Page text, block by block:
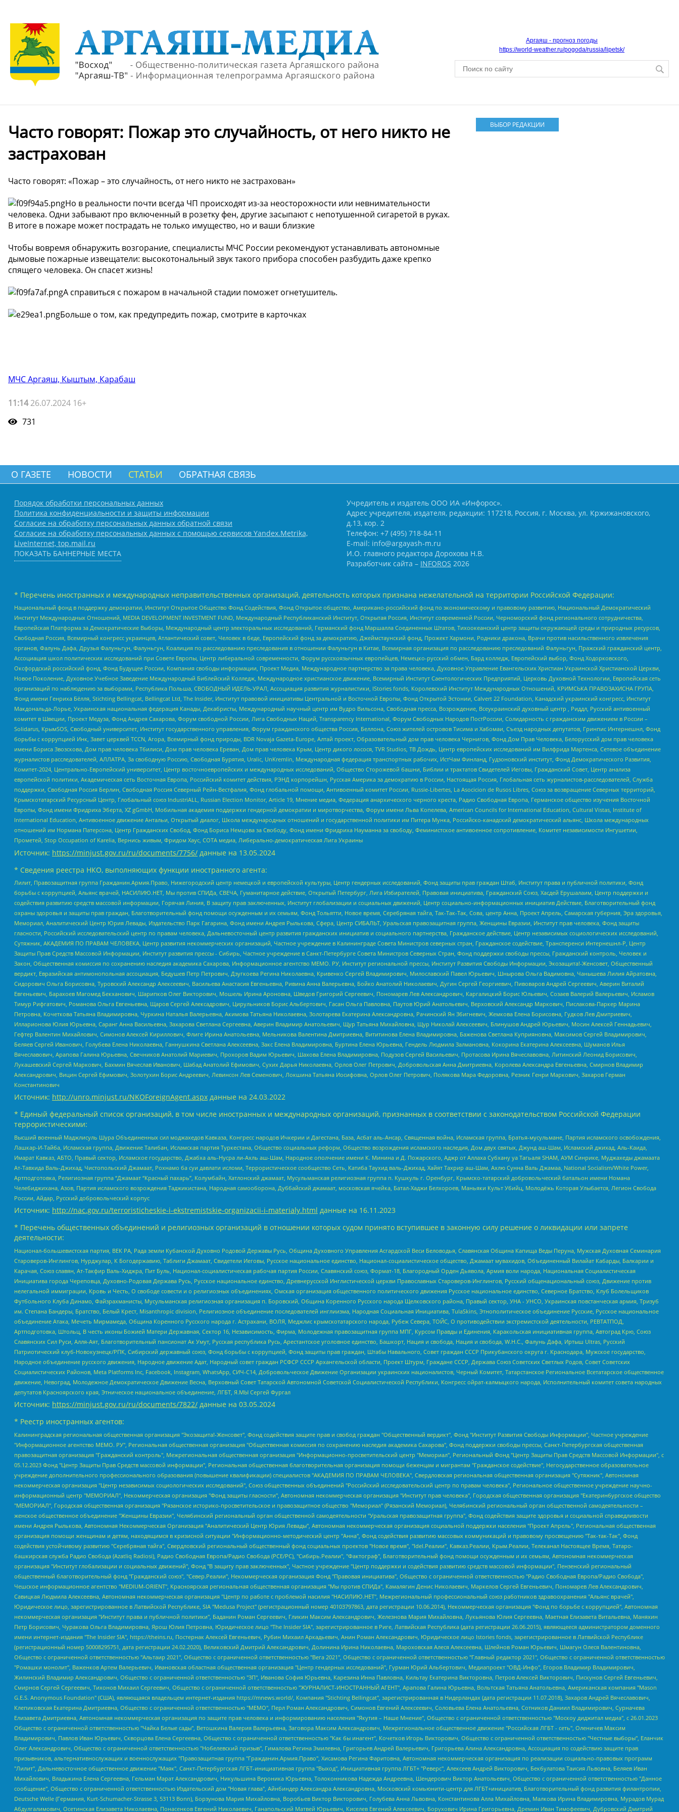
Аргаяш - прогноз погоды
https://world-weather.ru/pogoda/russia/lipetsk/
Часто говорят: Пожар это случайность, от него никто не
застрахован
Часто говорят: «Пожар – это случайность, от него никто не застрахован»
Но в реальности почти всегда ЧП происходят из-за неосторожности или невнимательности
человека. Одни забывают про включенный в розетку фен, другие засыпают с непотушенной сигаретой в руках.
В итоге в пожаре может пострадать не только имущество, но и ваши близкие
Чтобы вовремя обнаружить возгорание, специалисты МЧС России рекомендуют устанавливать автономные
дымовые пожарные извещатели: высокотональный звук такого прибора способен разбудить даже крепко
спящего человека. Он спасет жизнь!
А справиться с пожаром в начальной стадии поможет огнетушитель.
Больше о том, как предупредить пожар, смотрите в карточках
МЧС Аргаяш, Кыштым, Карабаш
11:1426.07.2024 16+
731
ВЫБОР РЕДАКЦИИ
О ГАЗЕТЕ НОВОСТИ СТАТЬИ ОБРАТНАЯ СВЯЗЬ
Порядок обработки персональных данных
Политика конфиденциальности и защиты информации
Согласие на обработку персональных данных обратной связи
Согласие на обработку персональных данных с помощью сервисов Yandex.Metrika,
LiveInternet, top.mail.ru
ПОКАЗАТЬ БАННЕРНЫЕ МЕСТА
Учредитель и издатель ООО ИА «Инфорос».
Адрес учредителя, издателя, редакции: 117218, Россия, г. Москва, ул. Кржижановского,
д.13, кор. 2
Телефон: +7 (495) 718-84-11
E-mail: info@argayash-m.ru
И.О. главного редактора Дорохова Н.В.
Разработчик сайта – INFOROS 2026
* Перечень иностранных и международных неправительственных организаций, деятельность которых признана нежелательной на территории Российской Федерации:
Национальный фонд в поддержку демократии, Институт Открытое Общество Фонд Содействия, Фонд Открытое общество, Американо-российский фонд по экономическому и правовому развитию, Национальный Демократический
Институт Международных Отношений, MEDIA DEVELOPMENT INVESTMENT FUND, Международный Республиканский Институт, Открытая Россия, Институт современной России, Черноморский фонд регионального сотрудничества,
Европейская Платформа за Демократические Выборы, Международный центр электоральных исследований, Германский фонд Маршалла Соединенных Штатов, Тихоокеанский центр защиты окружающей среды и природных ресурсов,
Свободная Россия, Всемирный конгресс украинцев, Атлантический совет, Человек в беде, Европейский фонд за демократию, Джеймстаунский фонд, Прожект Хармони, Родники дракона, Врачи против насильственного извлечения
органов, Фалунь Дафа, Друзья Фалуньгун, Фалуньгун, Коалиция по расследованию преследования в отношении Фалуньгун в Китае, Всемирная организация по расследованию преследований Фалуньгун, Пражский гражданский центр,
Ассоциация школ политических исследований при Совете Европы, Центр либеральной современности, Форум русскоязычных европейцев, Немецко-русский обмен, Бард колледж, Европейский выбор, Фонд Ходорковского,
Оксфордский российский фонд, Фонд Будущее России, Компания свободы информации, Проект Медиа, Международное партнерство за права человека, Духовное Управление Евангельских Христиан Украинской Христианской Церкви,
Новое Поколение, Духовное Учебное Заведение Международный Библейский Колледж, Международное христианское движение, Всемирный Институт Саентологических Предприятий, Церковь Духовной Технологии, Европейская сеть
организаций по наблюдению за выборами, Республика Польша, СВОБОДНЫЙ ИДЕЛЬ-УРАЛ, Ассоциация развития журналистики, IStories fonds, Королевский Институт Международных Отношений, КРИМСЬКА ПРАВОЗАХИСНА ГРУПА,
Фонд имени Генриха Бёлля, Stichting Bellingcat, Bellingcat Ltd, The Insider, Институт правовой инициативы Центральной и Восточной Европы, Фонд Открытой Эстонии, Calvert 22 Foundation, Канадский украинский конгресс, Институт
Макдональда-Лорье, Украинская национальная федерация Канады, Декабристы, Международный научный центр им Вудро Вильсона, Свободная пресса, Возрождение, Всеукраинский духовный центр , Риддл, Русский антивоенный
комитет в Швеции, Проект Медуза, Фонд Андрея Сахарова, Форум свободной России, Лига Свободных Наций, Transparеncy International, Форум Свободных Народов ПостРоссии, Солидарность с гражданским движением в России –
Solidarus, КрымSOS, Свободный университет, Институт государственного управления, Форум гражданского общества Россия, Беллона, Союз жителей островов Тисима и Хабомаи, Съезд народных депутатов, Гринпис Интернешнл, Фонд
борьбы с коррупцией Инк, Завет церквей TCCN, Агора, Всемирный фонд природы, BDR Novaja Gazeta-Europe, Алтай проект, Образовательный дом прав человека Чернигов, Фонд Дом Прав Человека, Белорусский дом прав человека
имени Бориса Звозскова, Дом прав человека Тбилиси, Дом прав человека Ереван, Дом прав человека Крым, Центр дикого лосося, TVR Studios, ТВ Дождь, Центр европейских исследований им Вилфрида Мартенса, Сетевое объединение
журналистов расследователей, АЛЛАТРА, За свободную Россию, Свободная Бурятия, Uralic, UnKremlin, Международная федерация транспортных рабочих, ИстЧам Финланд, Гудзоновский институт, Фонд Демократического Развития,
Комитет-2024, Центрально-Европейский университет, Центр восточноевропейских и международных исследований, Общество Сторожевой башни, Библии и трактатов Свидетелей Иеговы, Гражданский Совет, Центр анализа
европейской политики, Академическая сеть Восточная Европа, Российский комитет действия, РЭНД корпорейшн, Русская Америка за демократию в России, Настоящая Россия, Глобальная сеть журналистов-расследователей, Служба
поддержки, Свободная Россия Берлин, Свободная Россия Северный Рейн-Вестфалия, Фонд глобальной помощи, Антивоенный комитет России, Russie-Libertes, La Asocicion de Rusos Libres, Союз за возвращение Северных территорий,
Крымскотатарский Ресурсный Центр, Глобальный союз IndustriALL, Russian Election Monitor, Article 19, Мнение медиа, Федерация анархического черного креста, Радио Свободная Европа, Германское общество изучения Восточной
Европы, Фонд имени Фридриха Эберта, XZ gGmbH, Мобильная академия поддержки гендерной демократии и миротворчества, Форум имени Льва Копелева, American Councils for International Education, Cultural Vistas, Institute of
International Education, Антивоенное движение Антальи, Открытый диалог, Школа международных отношений и государственной политики им Питера Мунка, Российско-канадский демократический альянс, Школа международных
отношений им Нормана Патерсона, Центр Гражданских Свобод, Фонд Бориса Немцова за Свободу, Фонд имени Фридриха Науманна за свободу, Феминистское антивоенное сопротивление, Комитет независимости Ингушетии,
Прометей, Stop Occupation of Karelia, Вернись живым, Фридом Хаус, СОТА медиа, Либерально-демократическая Лига Украины
Источник: https://minjust.gov.ru/ru/documents/7756/ данные на 13.05.2024
* Сведения реестра НКО, выполняющих функции иностранного агента:
Лилит, Правозащитная группа Гражданин.Армия.Право, Нижегородский центр немецкой и европейской культуры, Центр гендерных исследований, Фонд защиты прав граждан Штаб, Институт права и публичной политики, Фонд
борьбы с коррупцией, Альянс врачей, НАСИЛИЮ.НЕТ, Мы против СПИДа, СВЕЧА, Гуманитарное действие, Открытый Петербург, Лига Избирателей, Правовая инициатива, Гражданский Союз, Хасдей Ерушалаим, Центр поддержки и
содействия развитию средств массовой информации, Горячая Линия, В защиту прав заключенных, Институт глобализации и социальных движений, Центр социально-информационных инициатив Действие, Благотворительный фонд
охраны здоровья и защиты прав граждан, Благотворительный фонд помощи осужденным и их семьям, Фонд Тольятти, Новое время, Серебряная тайга, Так-Так-Так, Сова, центр Анна, Проект Апрель, Самарская губерния, Эра здоровья,
Мемориал, Аналитический Центр Юрия Левады, Издательство Парк Гагарина, Фонд имени Андрея Рылькова, Сфера, Центр СИБАЛЬТ, Уральская правозащитная группа, Женщины Евразии, Институт прав человека, Фонд защиты
гласности, Российский исследовательский центр по правам человека, Дальневосточный центр развития гражданских инициатив и социального партнерства, Гражданское действие, Центр независимых социологических исследований,
Сутяжник, АКАДЕМИЯ ПО ПРАВАМ ЧЕЛОВЕКА, Центр развития некоммерческих организаций, Частное учреждение в Калининграде Совета Министров северных стран, Гражданское содействие, Трансперенси Интернешнл-Р, Центр
Защиты Прав Средств Массовой Информации, Институт развития прессы - Сибирь, Частное учреждение в Санкт-Петербурге Совета Министров Северных Стран, Фонд поддержки свободы прессы, Гражданский контроль, Человек и
Закон, Общественная комиссия по сохранению наследия академика Сахарова, Информационное агентство МЕМО. РУ, Институт региональной прессы, Институт Развития Свободы Информации, Экозащита!-Женсовет, Общественный
вердикт, Евразийская антимонопольная ассоциация, Бедушев Петр Петрович, Дзугкоева Регина Николаевна, Кривенко Сергей Владимирович, Милославский Павел Юрьевич, Шнырова Ольга Вадимовна, Чанышева Лилия Айратовна,
Сидорович Ольга Борисовна, Туровский Александр Алексеевич, Васильева Анастасия Евгеньевна, Ривина Анна Валерьевна, Бойко Анатолий Николаевич, Дугин Сергей Георгиевич, Пивоваров Андрей Сергеевич, Аверин Виталий
Евгеньевич, Барахоев Магомед Бекханович, Шарипков Олег Викторович, Мошель Ирина Ароновна, Шведов Григорий Сергеевич, Пономарев Лев Александрович, Каргалицкий Борис Юльевич, Созаев Валерий Валерьевич, Исламов
Тимур Рифгатович, Романова Ольга Евгеньевна, Щаров Сергей Алексадрович, Цирульников Борис Альбертович, Гасан Ольга Павловна, Паутов Юрий Анатольевич, Верховский Александр Маркович, Пислакова-Паркер Марина
Петровна, Кочеткова Татьяна Владимировна, Чуркина Наталья Валерьевна, Акимова Татьяна Николаевна, Золотарева Екатерина Александровна, Рачинский Ян Збигневич, Жемкова Елена Борисовна, Гудков Лев Дмитриевич,
Илларионова Юлия Юрьевна, Саранг Анна Васильевна, Захарова Светлана Сергеевна, Аверин Владимир Анатольевич, Щур Татьяна Михайловна, Щур Николай Алексеевич, Блинушов Андрей Юрьевич, Мосин Алексей Геннадьевич,
Гефтер Валентин Михайлович, Симонов Алексей Кириллович, Флиге Ирина Анатольевна, Мельникова Валентина Дмитриевна, Вититинова Елена Владимировна, Баженова Светлана Куприяновна, Максимов Сергей Владимирович,
Беляев Сергей Иванович, Голубева Елена Николаевна, Ганнушкина Светлана Алексеевна, Закс Елена Владимировна, Буртина Елена Юрьевна, Гендель Людмила Залмановна, Кокорина Екатерина Алексеевна, Шуманов Илья
Вячеславович, Арапова Галина Юрьевна, Свечников Анатолий Мариевич, Прохоров Вадим Юрьевич, Шахова Елена Владимировна, Подузов Сергей Васильевич, Протасова Ирина Вячеславовна, Литинский Леонид Борисович,
Лукашевский Сергей Маркович, Бахмин Вячеслав Иванович, Шабад Анатолий Ефимович, Сухих Дарья Николаевна, Орлов Олег Петрович, Добровольская Анна Дмитриевна, Королева Александра Евгеньевна, Смирнов Владимир
Александрович, Вицин Сергей Ефимович, Золотухин Борис Андреевич, Левинсон Лев Семенович, Локшина Татьяна Иосифовна, Орлов Олег Петрович, Полякова Мара Федоровна, Резник Генри Маркович, Захаров Герман
Константинович
Источник: http://unro.minjust.ru/NKOForeignAgent.aspx данные на 24.03.2022
* Единый федеральный список организаций, в том числе иностранных и международных организаций, признанных в соответствии с законодательством Российской Федерации
террористическими:
Высший военный Маджлисуль Шура Объединенных сил моджахедов Кавказа, Конгресс народов Ичкерии и Дагестана, База, Асбат аль-Ансар, Священная война, Исламская группа, Братья-мусульмане, Партия исламского освобождения,
Лашкар-И-Тайба, Исламская группа, Движение Талибан, Исламская партия Туркестана, Общество социальных реформ, Общество возрождения исламского наследия, Дом двух святых, Джунд аш-Шам, Исламский джихад, Аль-Каида,
Имарат Кавказ, АБТО, Правый сектор, Исламское государство, Джабха аль-Нусра ли-Ахль аш-Шам, Народное ополчение имени К. Минина и Д. Пожарского, Аджр от Аллаха Субхану уа Тагьаля SHAM, АУМ Синрике, Муджахеды джамаата
Ат-Тавхида Валь-Джихад, Чистопольский Джамаат, Рохнамо ба суи давлати исломи, Террористическое сообщество Сеть, Катиба Таухид валь-Джихад, Хайят Тахрир аш-Шам, Ахлю Сунна Валь Джамаа, National Socialism/White Power,
Артподготовка, Религиозная группа “Джамаат “Красный пахарь”, Колумбайн, Хатлонский джамаат, Мусульманская религиозная группа п. Кушкуль г. Оренбург, Крымско-татарский добровольческий батальон имени Номана
Челебиджихана, Азов, Партия исламского возрождения Таджикистана, Народная самооборона, Дуббайский джамаат, московская ячейка, Батал-Хаджи Белхороев, Маньяки Культ Убийц, Молодёжь Которая Улыбается, Легион Свобода
России, Айдар, Русский добровольческий корпус
Источник: http://nac.gov.ru/terroristicheskie-i-ekstremistskie-organizacii-i-materialy.html данные на 16.11.2023
* Перечень общественных объединений и религиозных организаций в отношении которых судом принято вступившее в законную силу решение о ликвидации или запрете
деятельности:
Национал-большевистская партия, ВЕК РА, Рада земли Кубанской Духовно Родовой Державы Русь, Община Духовного Управления Асгардской Веси Беловодья, Славянская Община Капища Веды Перуна, Мужская Духовная Семинария
Староверов-Инглингов, Нурджулар, К Богодержавию, Таблиги Джамаат, Свидетели Иеговы, Русское национальное единство, Национал-социалистическое общество, Джамаат мувахидов, Объединенный Вилайат Кабарды, Балкарии и
Карачая, Союз славян, Ат-Такфир Валь-Хиджра, Пит Буль, Национал-социалистическая рабочая партия России, Славянский союз, Формат-18, Благородный Орден Дьявола, Армия воли народа, Национальная Социалистическая
Инициатива города Череповца, Духовно-Родовая Держава Русь, Русское национальное единство, Древнерусской Инглистической церкви Православных Староверов-Инглингов, Русский общенациональный союз, Движение против
нелегальной иммиграции, Кровь и Честь, О свободе совести и о религиозных объединениях, Омская организация общественного политического движения Русское национальное единство, Северное Братство, Клуб Болельщиков
Футбольного Клуба Динамо, Файзрахманисты, Мусульманская религиозная организация п. Боровский, Община Коренного Русского народа Щелковского района, Правый сектор, УНА - УНСО, Украинская повстанческая армия, Тризуб
им. Степана Бандеры, Братство, Белый Крест, Misanthropic division, Религиозное объединение последователей инглиизма, Народная Социальная Инициатива, TulaSkins, Этнополитическое объединение Русские, Русское национальное
объединение Атака, Мечеть Мирмамеда, Община Коренного Русского народа г. Астрахани, ВОЛЯ, Меджлис крымскотатарского народа, Рубеж Севера, ТОЙС, О противодействии экстремистской деятельности, РЕВТАТПОД,
Артподготовка, Штольц, В честь иконы Божией Матери Державная, Сектор 16, Независимость, Фирма, Молодежная правозащитная группа МПГ, Курсом Правды и Единения, Каракольская инициативная группа, Автоград Крю, Союз
Славянских Сил Руси, Алля-Аят, Благотворительный пансионат Ак Умут, Русская республика Русь, Арестантское уголовное единство, Башкорт, Нация и свобода, Нация и свобода, W.H.С., Фалунь Дафа, Иртыш Ultras, Русский
Патриотический клуб-Новокузнецк/РПК, Сибирский державный союз, Фонд борьбы с коррупцией, Фонд защиты прав граждан, Штабы Навального, Совет граждан СССР Прикубанского округа г. Краснодара, Мужское государство,
Народное объединение русского движения, Народное движение Адат, Народный совет граждан РСФСР СССР Архангельской области, Проект Штурм, Граждане СССР, Держава Союз Советских Светлых Родов, Совет Советских
Социалистических Районов, Meta Platforms Inc, Facebook, Instagram, WhatsApp, СИЧ-С14, Добровольческое Движение Организации украинских националистов, Черный Комитет, Татарстанское Региональное Всетатарское общественное
движение, Невоград, Молодежное Демократическое Движение Весна, Верховный Совет Татарской Автономной Советской Социалистической Республики, Конгресс ойрат-калмыцкого народа, Исполнительный комитет совета народных
депутатов Красноярского края, Этническое национальное объединение, ЛГБТ, Я.МЫ Сергей Фургал
Источник: https://minjust.gov.ru/ru/documents/7822/ данные на 03.05.2024
* Реестр иностранных агентов:
Калининградская региональная общественная организация "Экозащита!-Женсовет", Фонд содействия защите прав и свобод граждан "Общественный вердикт", Фонд "Институт Развития Свободы Информации", Частное учреждение "Информационное агентство МЕМО. РУ", Региональная общественная организация "Общественная комиссия по сохранению наследия академика Сахарова", Фонд поддержки свободы прессы, Санкт-Петербургская общественная правозащитная организация "Гражданский контроль", Межрегиональная общественная организация "Информационно-просветительский центр "Мемориал", Региональный Фонд "Центр Защиты Прав Средств Массовой Информации", с 05.12.2023 Фонд "Центр Защиты Прав Средств массовой информации", Региональная общественная благотворительная организация помощи беженцам и мигрантам "Гражданское содействие", Негосударственное образовательное учреждение дополнительного профессионального образования (повышение квалификации) специалистов "АКАДЕМИЯ ПО ПРАВАМ ЧЕЛОВЕКА", Свердловская региональная общественная организация "Сутяжник", Автономная некоммерческая организация "Центр независимых социологических исследований", Союз общественных объединений "Российский исследовательский центр по правам человека", Региональное общественное учреждение научно-информационный центр "МЕМОРИАЛ", Некоммерческая организация "Фонд защиты гласности", Автономная некоммерческая организация "Институт прав человека", Городская общественная организация "Екатеринбургское общество "МЕМОРИАЛ", Городская общественная организация "Рязанское историко-просветительское и правозащитное общество "Мемориал" (Рязанский Мемориал), Челябинский региональный орган общественной самодеятельности – женское общественное объединение "Женщины Евразии", Челябинский региональный орган общественной самодеятельности "Уральская правозащитная группа", Фонд содействия защите здоровья и социальной справедливости имени Андрея Рылькова, Автономная Некоммерческая Организация "Аналитический Центр Юрия Левады", Автономная некоммерческая организация социальной поддержки населения "Проект Апрель", Региональная общественная организация помощи женщинам и детям, находящимся в кризисной ситуации "Информационно-методический центр "Анна", Фонд содействия развитию массовых коммуникаций и правовому просвещению "Так-так-Так", Фонд содействия устойчивому развитию "Серебряная тайга", Свердловский региональный общественный фонд социальных проектов "Новое время", "Idel.Реалии", Кавказ.Реалии, Крым.Реалии, Телеканал Настоящее Время, Татаро-башкирская служба Радио Свобода (Azatliq Radiosi), Радио Свободная Европа/Радио Свобода (PCE/PC), "Сибирь.Реалии", "Фактограф", Благотворительный фонд помощи осужденным и их семьям, Автономная некоммерческая организация "Институт глобализации и социальных движений", Фонд "В защиту прав заключенных", Частное учреждение "Центр поддержки и содействия развитию средств массовой информации", Пензенский региональный общественный благотворительный фонд "Гражданский союз", "Север.Реалии", Некоммерческая организация Фонд "Правовая инициатива", Общество с ограниченной ответственностью "Радио Свободная Европа/Радио Свобода", Чешское информационное агентство "MEDIUM-ORIENT", Красноярская региональная общественная организация "Мы против СПИДа", Камалягин Денис Николаевич, Маркелов Сергей Евгеньевич, Пономарев Лев Александрович, Савицкая Людмила Алексеевна, Автономная некоммерческая организация "Центр по работе с проблемой насилия "НАСИЛИЮ.НЕТ", Межрегиональный профессиональный союз работников здравоохранения "Альянс врачей", Юридическое лицо, зарегистрированное в Латвийской Республике, SIA "Medusa Project" (регистрационный номер 40103797863, дата регистрации 10.06.2014), Некоммерческая организация "Фонд по борьбе с коррупцией", Автономная некоммерческая организация "Институт права и публичной политики", Баданин Роман Сергеевич, Гликин Максим Александрович, Железнова Мария Михайловна, Лукьянова Юлия Сергеевна, Маетная Елизавета Витальевна, Маняхин Петр Борисович, Чуракова Ольга Владимировна, Ярош Юлия Петровна, Юридическое лицо "The Insider SIA", зарегистрированное в Риге, Латвийская Республика (дата регистрации 26.06.2015), являющееся администратором доменного имени интернет-издания "The Insider SIA", https://theins.ru, Постернак Алексей Евгеньевич, Рубин Михаил Аркадьевич, Анин Роман Александрович, Юридическое лицо Istories fonds, зарегистрированное в Латвийской Республике (регистрационный номер 50008295751, дата регистрации 24.02.2020), Великовский Дмитрий Александрович, Долинина Ирина Николаевна, Мароховская Алеся Алексеевна, Шлейнов Роман Юрьевич, Шмагун Олеся Валентиновна, Общество с ограниченной ответственностью "Альтаир 2021", Общество с ограниченной ответственностью "Вега 2021", Общество с ограниченной ответственностью "Главный редактор 2021", Общество с ограниченной ответственностью "Ромашки монолит", Важенков Артем Валерьевич, Ивановская областная общественная организация "Центр гендерных исследований", Гурман Юрий Альбертович, Медиапроект "ОВД-Инфо", Егоров Владимир Владимирович, Жилинский Владимир Александрович, Общество с ограниченной ответственностью "ЗП", Иванова София Юрьевна, Карезина Инна Павловна, Кильтау Екатерина Викторовна, Петров Алексей Викторович, Пискунов Сергей Евгеньевич, Смирнов Сергей Сергеевич, Тихонов Михаил Сергеевич, Общество с ограниченной ответственностью "ЖУРНАЛИСТ-ИНОСТРАННЫЙ АГЕНТ", Арапова Галина Юрьевна, Вольтская Татьяна Анатольевна, Американская компания "Mason G.E.S. Anonymous Foundation" (США), являющаяся владельцем интернет-издания https://mnews.world/, Компания "Stichting Bellingcat", зарегистрированная в Нидерландах (дата регистрации 11.07.2018), Захаров Андрей Вячеславович, Клепиковская Екатерина Дмитриевна, Общество с ограниченной ответственностью "МЕМО", Перл Роман Александрович, Симонов Евгений Алексеевич, Соловьева Елена Анатольевна, Сотников Даниил Владимирович, Сурначева Елизавета Дмитриевна, Автономная некоммерческая организация по защите прав человека и информированию населения "Якутия – Наше Мнение", Общество с ограниченной ответственностью "Москоу диджитал медиа", с 26.01.2023 Общество с ограниченной ответственностью "Чайка Белые сады", Ветошкина Валерия Валерьевна, Заговора Максим Александрович, Межрегиональное общественное движение "Российская ЛГБТ - сеть", Оленичев Максим Владимирович, Павлов Иван Юрьевич, Скворцова Елена Сергеевна, Общество с ограниченной ответственностью "Как бы инагент", Кочетков Игорь Викторович, Общество с ограниченной ответственностью "Честные выборы", Еланчик Олег Александрович, Общество с ограниченной ответственностью "Нобелевский призыв", Гималова Регина Эмилевна, Григорьев Андрей Валерьевич, Григорьева Алина Александровна, Ассоциация по содействию защите прав призывников, альтернативнослужащих и военнослужащих "Правозащитная группа "Гражданин.Армия.Право", Хисамова Регина Фаритовна, Автономная некоммерческая организация по реализации социально-правовых программ "Лилит", Дальневосточное общественное движение "Маяк", Санкт-Петербургская ЛГБТ-инициативная группа "Выход", Инициативная группа ЛГБТ+ "Реверс", Алексеев Андрей Викторович, Бекбулатова Таисия Львовна, Беляев Иван Михайлович, Владыкина Елена Сергеевна, Гельман Марат Александрович, Никульшина Вероника Юрьевна, Толоконникова Надежда Андреевна, Шендерович Виктор Анатольевич, Общество с ограниченной ответственностью "Данное сообщение", Общество с ограниченной ответственностью Издательский дом "Новая глава", Айнбиндер Александра Александровна, Московский комьюнити-центр для ЛГБТ+инициатив, Благотворительный фонд развития филантропии, Deutsche Welle (Германия, Kurt-Schumacher-Strasse 3, 53113 Bonn), Борзунова Мария Михайловна, Воробьев Виктор Викторович, Голубева Анна Львовна, Константинова Алла Михайловна, Малкова Ирина Владимировна, Мурадов Мурад Абдулгалимович, Осетинская Елизавета Николаевна, Понасенков Евгений Николаевич, Ганапольский Матвей Юрьевич, Киселев Евгений Алексеевич, Борухович Ирина Григорьевна, Дремин Иван Тимофеевич, Дубровский Дмитрий Викторович, Красноярская региональная общественная организация поддержки и развития альтернативных образовательных технологий и межкультурных коммуникаций "ИНТЕРРА", Маяковская Екатерина Алексеевна, Фейгин Марк Захарович, Филимонов Андрей Викторович, Дзугкоева Регина Николаевна, Доброхотов Роман Александрович, Дудь Юрий Александрович, Елкин Сергей Владимирович, Кругликов Кирилл Игоревич, Сабунаева Мария Леонидовна, Семенов Алексей Владимирович, Шаинян Карен Багратович, Шульман Екатерина Михайловна, Асафьев Артур Валерьевич, Вахштайн Виктор Семенович, Венедиктов Алексей Алексеевич, Лушникова Екатерина Евгеньевна, Волков Леонид Михайлович, Невзоров Александр Глебович, Пархоменко Сергей Борисович, Сироткин Ярослав Николаевич, Кара-Мурза Владимир Владимирович, Баранова Наталья Владимировна, Гозман Леонид Яковлевич, Кагарлицкий Борис Юльевич, Климарев Михаил Валерьевич, Милов Владимир Станиславович, Автономная некоммерческая организация Краснодарский центр современного искусства "Типография", Моргенштерн Алишер Тагирович, Соболь Любовь Эдуардовна, Общество с ограниченной ответственностью "ЛИЗА НОРМ", Каспаров Гарри Кимович, Ходорковский Михаил Борисович, Общество с ограниченной ответственностью "Апрельские тезисы", Данилович Ирина Брониславовна, Кашин Олег Владимирович, Петров Николай Владимирович, Пивоваров Алексей Владимирович, Соколов Михаил Владимирович, Цветкова Юлия Владимировна, Чичваркин Евгений Александрович, Комитет против пыток/Команда против пыток, Общество с ограниченной ответственностью "Первый научный", Общество с ограниченной ответственностью "Вертолет и ко", Белоцерковская Вероника Борисовна, Кац Максим Евгеньевич, Лазарева Татьяна Юрьевна, Шаведдинов Руслан Табризович, Яшин Илья Валерьевич, Общество с ограниченной ответственностью "Иноагент ААВ", Алешковский Дмитрий Петрович, Альбац Евгения Марковна, Быков Дмитрий Львович, Галямина Юлия Евгеньевна, Лойко Сергей Леонидович, Мартынов Кирилл Константинович, Медведев Сергей Александрович, Крашенинников Федор Геннадиевич, Гордеева Катерина Вл